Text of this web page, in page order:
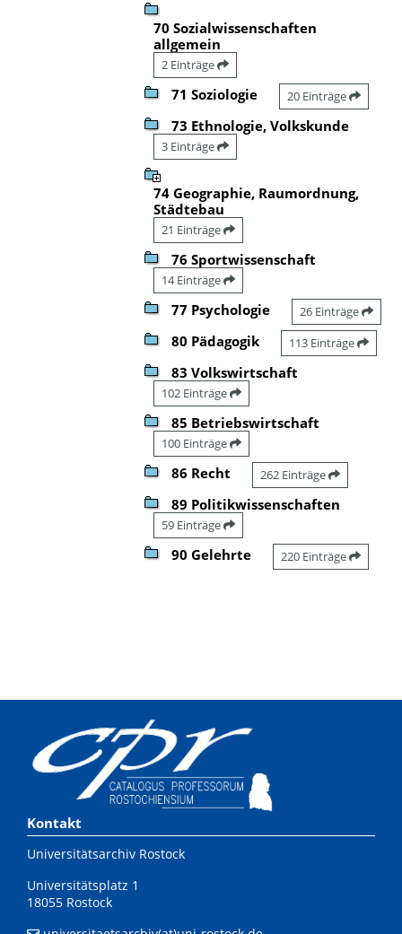
70 Sozialwissenschaften
allgemein
2 Einträge
71 Soziologie 20 Einträge
73 Ethnologie, Volkskunde
3 Einträge
74 Geographie, Raumordnung,
Städtebau
21 Einträge
76 Sportwissenschaft
14 Einträge
77 Psychologie 26 Einträge
80 Pädagogik 113 Einträge
83 Volkswirtschaft
102 Einträge
85 Betriebswirtschaft
100 Einträge
86 Recht 262 Einträge
89 Politikwissenschaften
59 Einträge
90 Gelehrte 220 Einträge
Kontakt
Universitätsarchiv Rostock
Universitätsplatz 1
18055 Rostock